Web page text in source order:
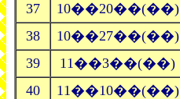
37
10��20��(��)
38
10��27��(��)
39
11��3��(��)
40
11��10��(��)